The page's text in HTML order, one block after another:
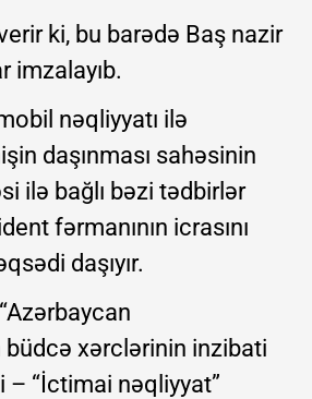
ki, bu barədə Baş nazir
imzalayıb.
nəqliyyatı ilə
daşınması sahəsinin
ilə bağlı bəzi tədbirlər
fərmanının icrasını
daşıyır.
büdcə xərclərinin inzibati
– “İctimai nəqliyyat”